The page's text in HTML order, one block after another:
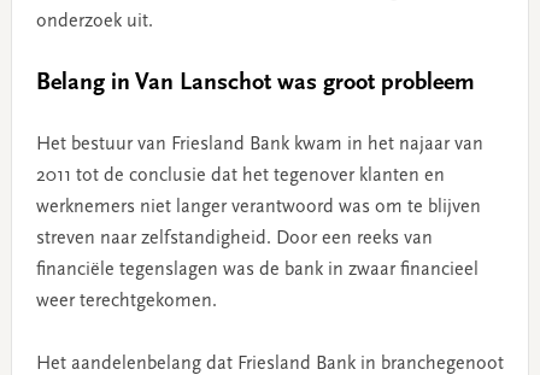
onderzoek uit.
Belang in Van Lanschot was groot probleem
Het bestuur van Friesland Bank kwam in het najaar van
2011 tot de conclusie dat het tegenover klanten en
werknemers niet langer verantwoord was om te blijven
streven naar zelfstandigheid. Door een reeks van
financiële tegenslagen was de bank in zwaar financieel
weer terechtgekomen.
Het aandelenbelang dat Friesland Bank in branchegenoot